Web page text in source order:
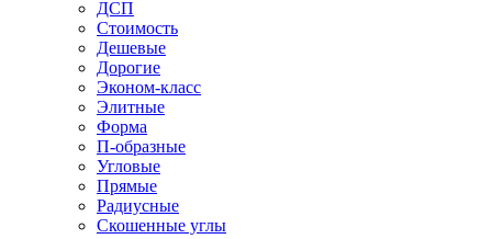
ДСП
Стоимость
Дешевые
Дорогие
Эконом-класс
Элитные
Форма
П-образные
Угловые
Прямые
Радиусные
Скошенные углы